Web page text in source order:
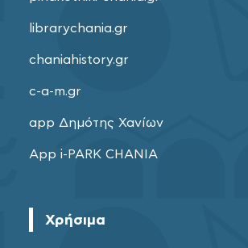
librarychania.gr
chaniahistory.gr
c-a-m.gr
app Δημότης Χανίων
App i-PARK CHANIA
Χρήσιμα